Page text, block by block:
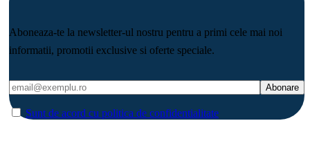
Aboneaza-te la newsletter-ul nostru pentru a primi cele mai noi
informatii, promotii exclusive si oferte speciale.
Sunt de acord cu politica de confidentialitate